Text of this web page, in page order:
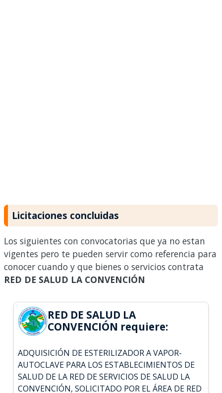
Licitaciones concluidas
Los siguientes con convocatorias que ya no estan
vigentes pero te pueden servir como referencia para
conocer cuando y que bienes o servicios contrata
RED DE SALUD LA CONVENCIÓN
RED DE SALUD LA
CONVENCIÓN requiere:
ADQUISICIÓN DE ESTERILIZADOR A VAPOR-
AUTOCLAVE PARA LOS ESTABLECIMIENTOS DE
SALUD DE LA RED DE SERVICIOS DE SALUD LA
CONVENCIÓN, SOLICITADO POR EL ÁREA DE RED